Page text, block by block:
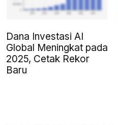
Dana Investasi AI
Global Meningkat pada
2025, Cetak Rekor
Baru